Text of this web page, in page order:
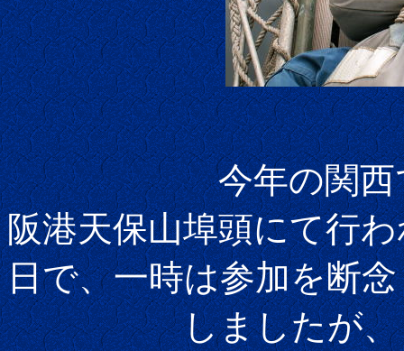
今年の関西
阪港天保山埠頭にて行
日で、一時は参加を断念
しましたが、うま